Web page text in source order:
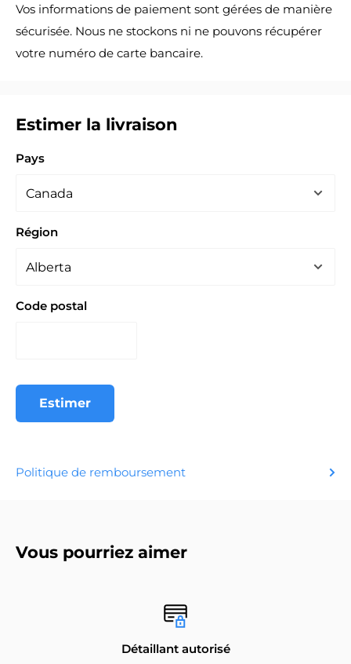
Vos informations de paiement sont gérées de manière
sécurisée. Nous ne stockons ni ne pouvons récupérer
votre numéro de carte bancaire.
Estimer la livraison
Pays
Région
Code postal
Estimer
Politique de remboursement
Vous pourriez aimer
Détaillant autorisé